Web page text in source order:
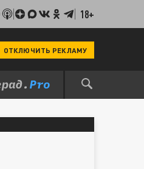
18+
ОТКЛЮЧИТЬ РЕКЛАМУ